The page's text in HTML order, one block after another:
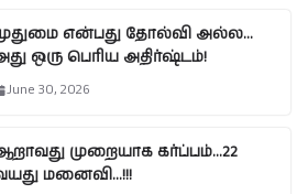
என்பது தோல்வி அல்ல…
ஒரு பெரிய அதிர்ஷ்டம்!
June 30, 2026
முறையாக கர்ப்பம்…22
மனைவி…!!!